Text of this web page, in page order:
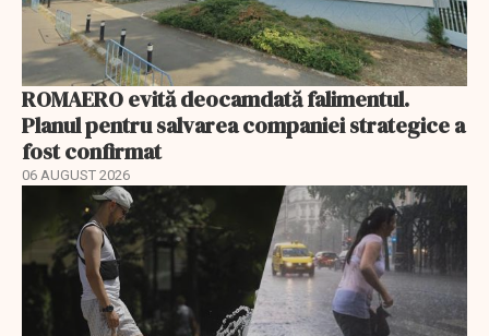
ROMAERO evită deocamdată falimentul.
Planul pentru salvarea companiei strategice a
fost confirmat
06 AUGUST 2026